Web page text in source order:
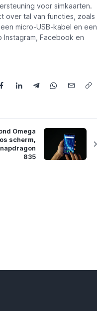
voor simkaarten.
over tal van functies, zoals
micro-USB-kabel en een
Facebook en
Omega
scherm,
835